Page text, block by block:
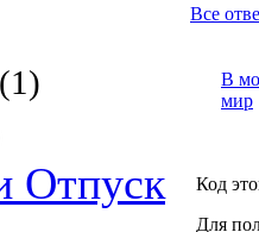
(1)
Отпуск
Все
В
мир
Код
Для